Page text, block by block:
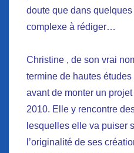
doute que dans
complexe à rédiger…
Christine , de son vrai
termine de hautes
avant de monter un
2010. Elle y rencontre
lesquelles elle va puiser
l’originalité de ses